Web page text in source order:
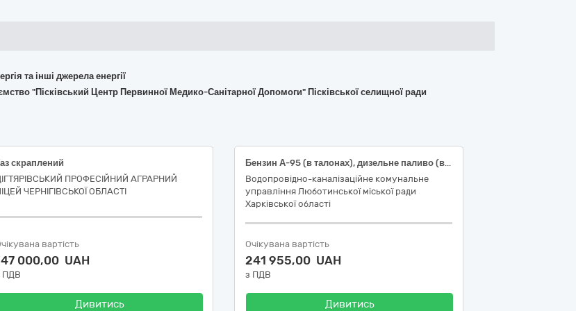
та інші джерела енергії
"Пісківський Центр Первинної Медико-Санітарної Допомоги" Пісківської селищної ради
скраплений
ПРОФЕСІЙНИЙ АГРАРНИЙ
ЧЕРНІГІВСЬКОЇ ОБЛАСТІ
вартість
000,00 UAH
ПДВ
Дивитись
Бензин А-95 (в талонах), дизельне паливо (в талонах), газ скраплений (в талонах)
Водопровідно-каналізаційне комунальне
управління Люботинської міської ради
Харківської області
Очікувана вартість
241 955,00 UAH
з ПДВ
Дивитись